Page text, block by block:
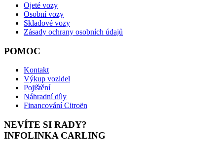
Ojeté vozy
Osobní vozy
Skladové vozy
Zásady ochrany osobních údajů
POMOC
Kontakt
Výkup vozidel
Pojištění
Náhradní díly
Financování Citroën
NEVÍTE SI RADY?
INFOLINKA CARLING